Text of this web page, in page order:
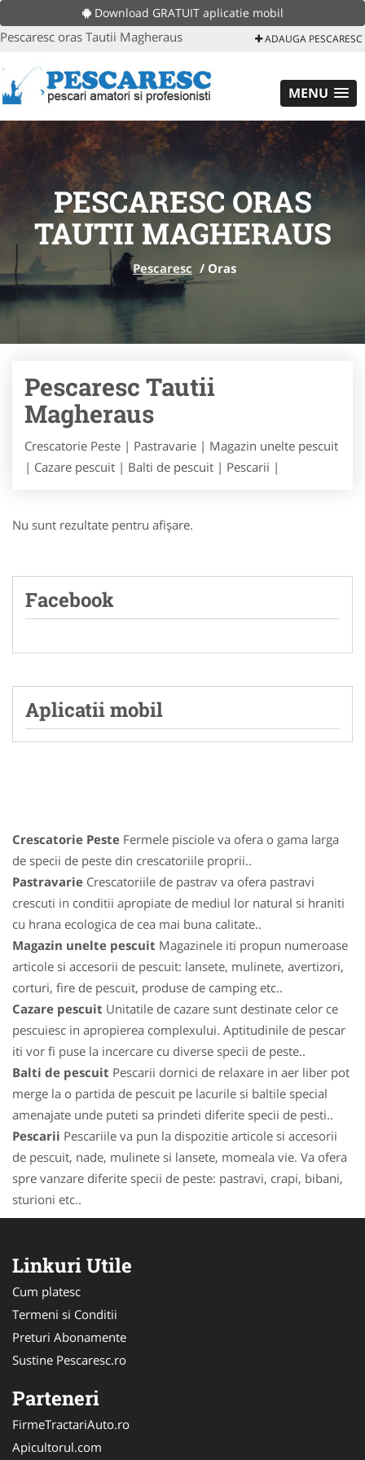
Download GRATUIT aplicatie mobil
Pescaresc oras Tautii Magheraus ADAUGA PESCARESC
MENU
PESCARESC ORAS
TAUTII MAGHERAUS
Pescaresc / Oras
Pescaresc Tautii
Magheraus
Crescatorie Peste | Pastravarie | Magazin unelte pescuit
| Cazare pescuit | Balti de pescuit | Pescarii |
Nu sunt rezultate pentru afişare.
Facebook
Aplicatii mobil
Crescatorie Peste Fermele pisciole va ofera o gama larga
de specii de peste din crescatoriile proprii..
Pastravarie Crescatoriile de pastrav va ofera pastravi
crescuti in conditii apropiate de mediul lor natural si hraniti
cu hrana ecologica de cea mai buna calitate..
Magazin unelte pescuit Magazinele iti propun numeroase
articole si accesorii de pescuit: lansete, mulinete, avertizori,
corturi, fire de pescuit, produse de camping etc..
Cazare pescuit Unitatile de cazare sunt destinate celor ce
pescuiesc in apropierea complexului. Aptitudinile de pescar
iti vor fi puse la incercare cu diverse specii de peste..
Balti de pescuit Pescarii dornici de relaxare in aer liber pot
merge la o partida de pescuit pe lacurile si baltile special
amenajate unde puteti sa prindeti diferite specii de pesti..
Pescarii Pescariile va pun la dispozitie articole si accesorii
de pescuit, nade, mulinete si lansete, momeala vie. Va ofera
spre vanzare diferite specii de peste: pastravi, crapi, bibani,
sturioni etc..
Linkuri Utile
Cum platesc
Termeni si Conditii
Preturi Abonamente
Sustine Pescaresc.ro
Parteneri
FirmeTractariAuto.ro
Apicultorul.com